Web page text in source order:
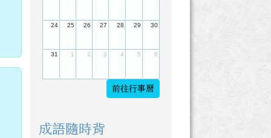
24 25 26 27 28 29 30
31 1 2 3 4 5 6
前往行事曆
成語隨時背